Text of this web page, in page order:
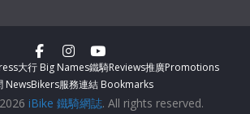
大行 Big Names鐵騎Reviews推廣Promotions
NewsBikers服務連結 Bookmarks
iBike 鐵騎網誌. All rights reserved.